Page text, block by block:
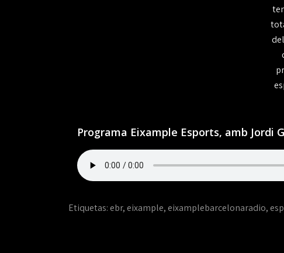
Programa Eixample Esports, amb Jordi
Etiquetas: ebr, eixample, eixamplebarcelonaradio,